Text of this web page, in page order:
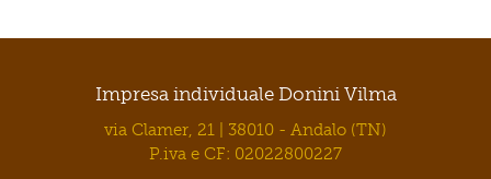
Impresa individuale Donini Vilma
via Clamer, 21 | 38010 - Andalo (TN)
P.iva e CF: 02022800227